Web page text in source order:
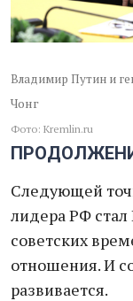
Владимир Путин и
Чонг
Фото: Kremlin.ru
Следующей
лидера РФ
советских
отношения. И
развивается.